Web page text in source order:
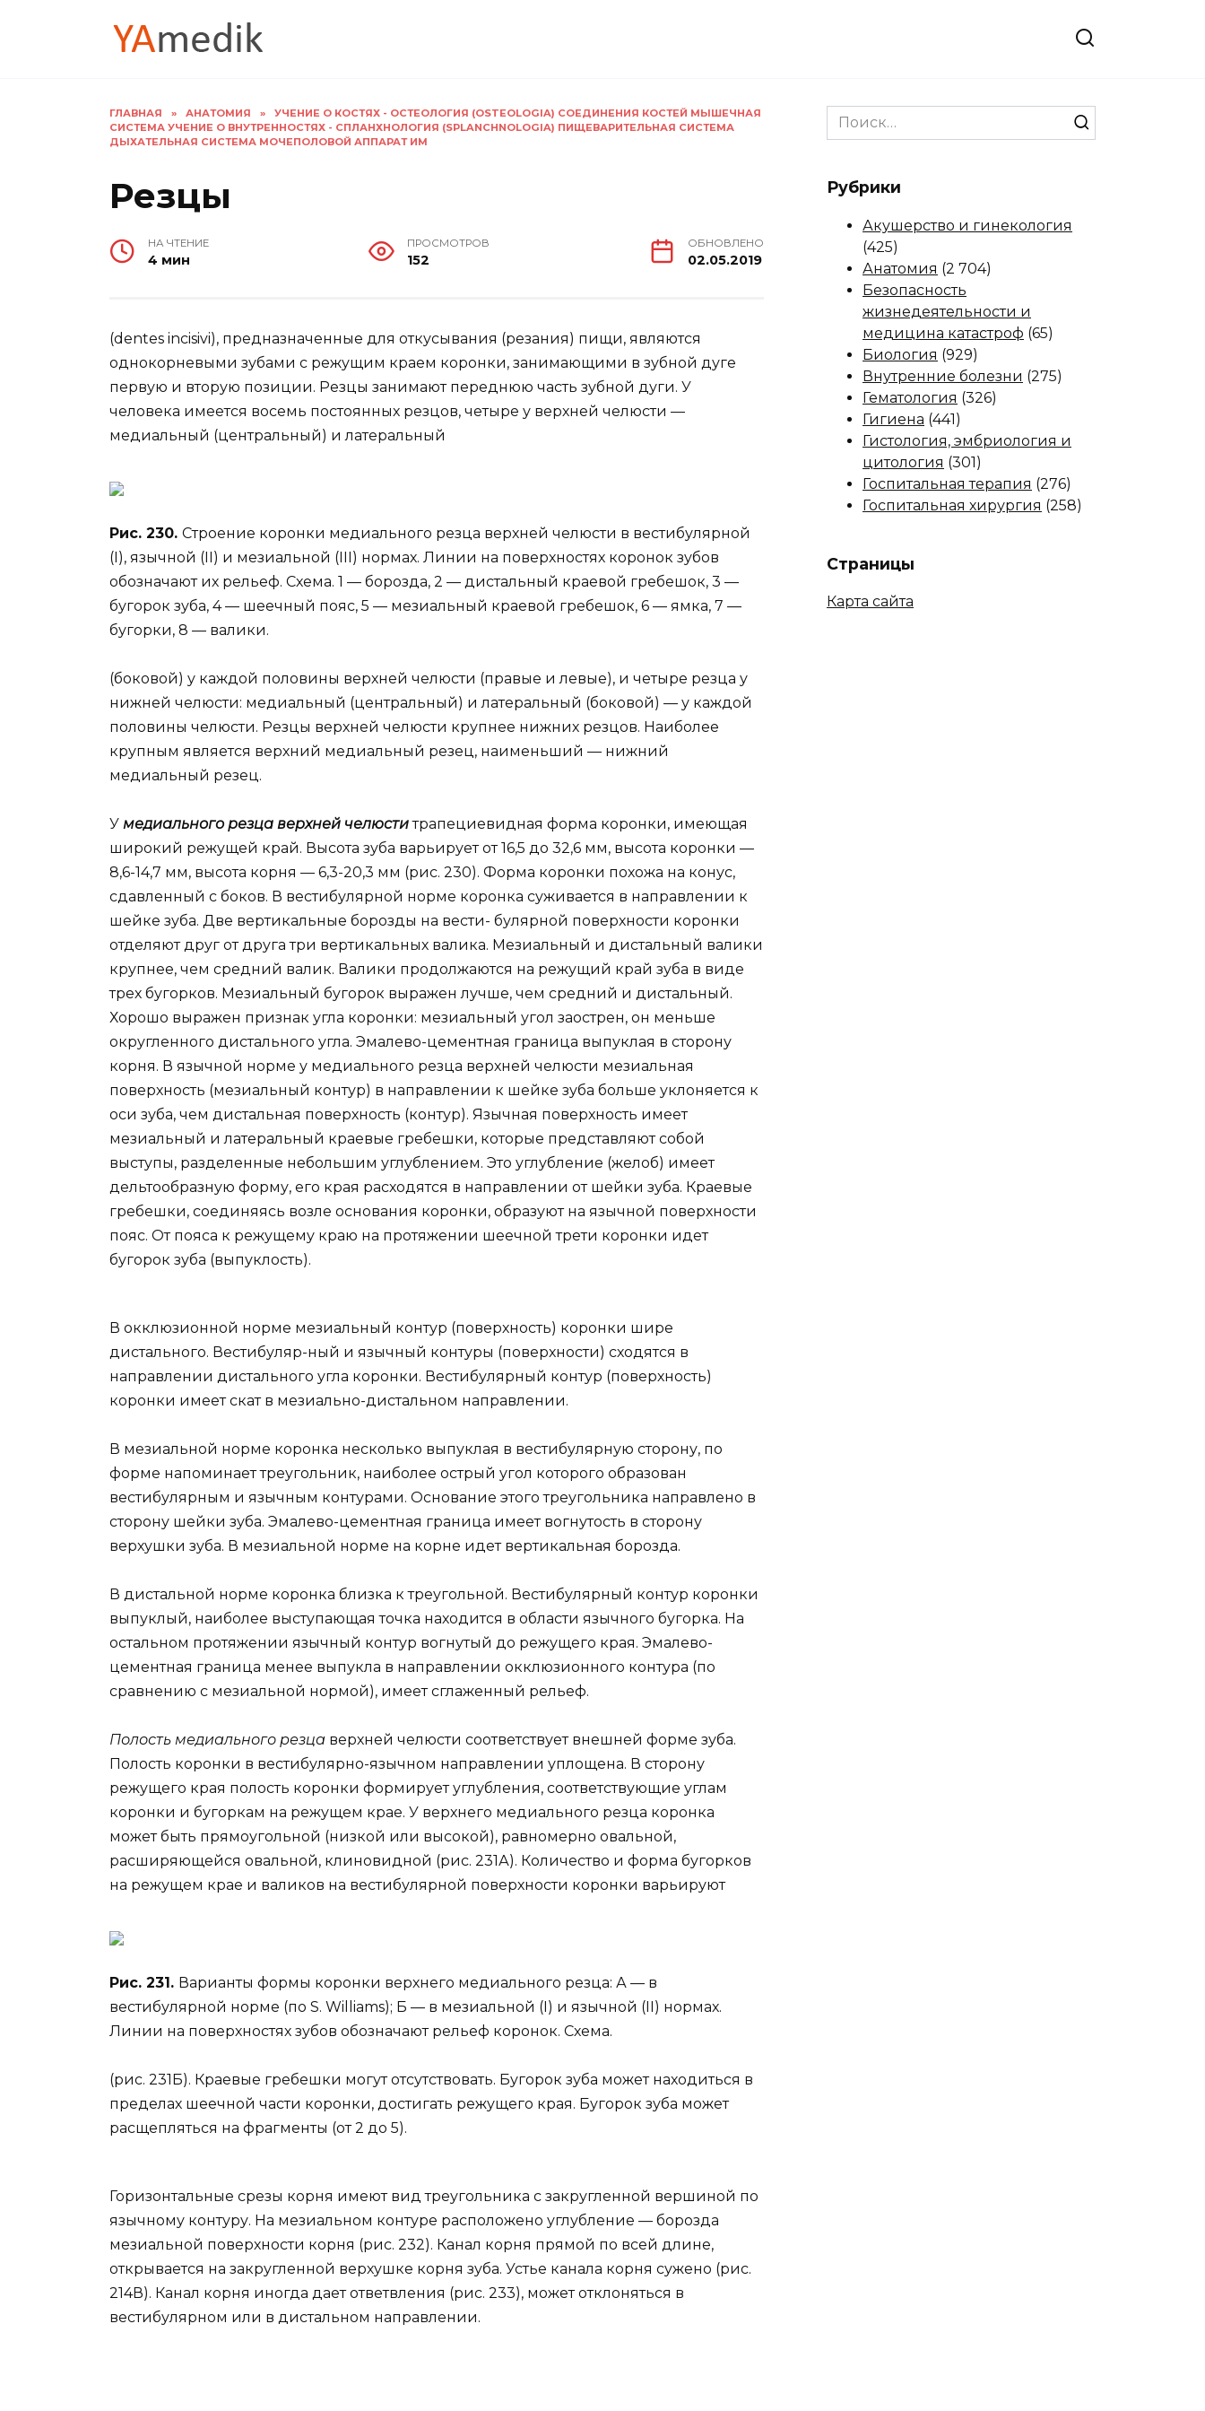
ГЛАВНАЯ » АНАТОМИЯ »
УЧЕНИЕ О КОСТЯХ - ОСТЕОЛОГИЯ (OSTEOLOGIA) СОЕДИНЕНИЯ КОСТЕЙ МЫШЕЧНАЯ
СИСТЕМА УЧЕНИЕ О ВНУТРЕННОСТЯХ - СПЛАНХНОЛОГИЯ (SPLANCHNOLOGIA) ПИЩЕВАРИТЕЛЬНАЯ СИСТЕМА
ДЫХАТЕЛЬНАЯ СИСТЕМА МОЧЕПОЛОВОЙ АППАРАТ ИМ
Резцы
НА ЧТЕНИЕ
4 мин
ПРОСМОТРОВ
152
ОБНОВЛЕНО
02.05.2019
(dentes incisivi), предназначенные для откусывания (резания) пищи, являются
однокорневыми зубами с режущим краем коронки, занимающими в зубной дуге
первую и вторую позиции. Резцы занимают переднюю часть зубной дуги. У
человека имеется восемь постоянных резцов, четыре у верхней челюсти —
медиальный (центральный) и латеральный
Рис. 230. Строение коронки медиального резца верхней челюсти в вестибулярной
(I), язычной (II) и мезиальной (III) нормах. Линии на поверхностях коронок зубов
обозначают их рельеф. Схема. 1 — борозда, 2 — дистальный краевой гребешок, 3 —
бугорок зуба, 4 — шеечный пояс, 5 — мезиальный краевой гребешок, 6 — ямка, 7 —
бугорки, 8 — валики.
(боковой) у каждой половины верхней челюсти (правые и левые), и четыре резца у
нижней челюсти: медиальный (центральный) и латеральный (боковой) — у каждой
половины челюсти. Резцы верхней челюсти крупнее нижних резцов. Наиболее
крупным является верхний медиальный резец, наименьший — нижний
медиальный резец.
У медиального резца верхней челюститрапециевидная форма коронки, имеющая
широкий режущей край. Высота зуба варьирует от 16,5 до 32,6 мм, высота коронки —
8,6-14,7 мм, высота корня — 6,3-20,3 мм (рис. 230). Форма коронки похожа на конус,
сдавленный с боков. В вестибулярной норме коронка суживается в направлении к
шейке зуба. Две вертикальные борозды на вести- булярной поверхности коронки
отделяют друг от друга три вертикальных валика. Мезиальный и дистальный валики
крупнее, чем средний валик. Валики продолжаются на режущий край зуба в виде
трех бугорков. Мезиальный бугорок выражен лучше, чем средний и дистальный.
Хорошо выражен признак угла коронки: мезиальный угол заострен, он меньше
округленного дистального угла. Эмалево-цементная граница выпуклая в сторону
корня. В язычной норме у медиального резца верхней челюсти мезиальная
поверхность (мезиальный контур) в направлении к шейке зуба больше уклоняется к
оси зуба, чем дистальная поверхность (контур). Язычная поверхность имеет
мезиальный и латеральный краевые гребешки, которые представляют собой
выступы, разделенные небольшим углублением. Это углубление (желоб) имеет
дельтообразную форму, его края расходятся в направлении от шейки зуба. Краевые
гребешки, соединяясь возле основания коронки, образуют на язычной поверхности
пояс. От пояса к режущему краю на протяжении шеечной трети коронки идет
бугорок зуба (выпуклость).
В окклюзионной норме мезиальный контур (поверхность) коронки шире
дистального. Вестибуляр-ный и язычный контуры (поверхности) сходятся в
направлении дистального угла коронки. Вестибулярный контур (поверхность)
коронки имеет скат в мезиально-дистальном направлении.
В мезиальной норме коронка несколько выпуклая в вестибулярную сторону, по
форме напоминает треугольник, наиболее острый угол которого образован
вестибулярным и язычным контурами. Основание этого треугольника направлено в
сторону шейки зуба. Эмалево-цементная граница имеет вогнутость в сторону
верхушки зуба. В мезиальной норме на корне идет вертикальная борозда.
В дистальной норме коронка близка к треугольной. Вестибулярный контур коронки
выпуклый, наиболее выступающая точка находится в области язычного бугорка. На
остальном протяжении язычный контур вогнутый до режущего края. Эмалево-
цементная граница менее выпукла в направлении окклюзионного контура (по
сравнению с мезиальной нормой), имеет сглаженный рельеф.
Полость медиального резца верхней челюсти соответствует внешней форме зуба.
Полость коронки в вестибулярно-язычном направлении уплощена. В сторону
режущего края полость коронки формирует углубления, соответствующие углам
коронки и бугоркам на режущем крае. У верхнего медиального резца коронка
может быть прямоугольной (низкой или высокой), равномерно овальной,
расширяющейся овальной, клиновидной (рис. 231А). Количество и форма бугорков
на режущем крае и валиков на вестибулярной поверхности коронки варьируют
Рис. 231. Варианты формы коронки верхнего медиального резца: А — в
вестибулярной норме (по S. Williams); Б — в мезиальной (I) и язычной (II) нормах.
Линии на поверхностях зубов обозначают рельеф коронок. Схема.
(рис. 231Б). Краевые гребешки могут отсутствовать. Бугорок зуба может находиться в
пределах шеечной части коронки, достигать режущего края. Бугорок зуба может
расщепляться на фрагменты (от 2 до 5).
Горизонтальные срезы корня имеют вид треугольника с закругленной вершиной по
язычному контуру. На мезиальном контуре расположено углубление — борозда
мезиальной поверхности корня (рис. 232). Канал корня прямой по всей длине,
открывается на закругленной верхушке корня зуба. Устье канала корня сужено (рис.
214В). Канал корня иногда дает ответвления (рис. 233), может отклоняться в
вестибулярном или в дистальном направлении.
Search
for:
Рубрики
Акушерство и гинекология
(425)
Анатомия (2 704)
Безопасность
жизнедеятельности и
медицина катастроф (65)
Биология (929)
Внутренние болезни (275)
Гематология (326)
Гигиена (441)
Гистология, эмбриология и
цитология (301)
Госпитальная терапия (276)
Госпитальная хирургия (258)
Страницы
Карта сайта